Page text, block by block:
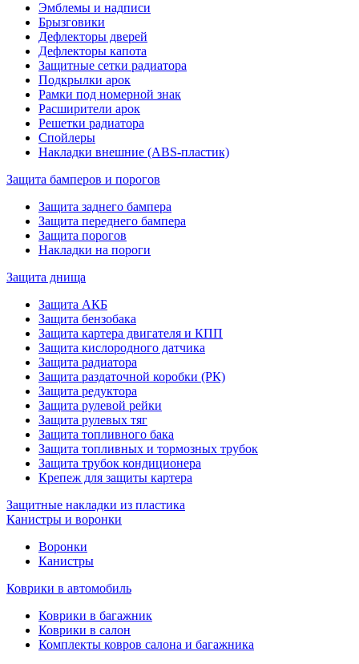
Эмблемы и надписи
Брызговики
Дефлекторы дверей
Дефлекторы капота
Защитные сетки радиатора
Подкрылки арок
Рамки под номерной знак
Расширители арок
Решетки радиатора
Спойлеры
Накладки внешние (ABS-пластик)
Защита бамперов и порогов
Защита заднего бампера
Защита переднего бампера
Защита порогов
Накладки на пороги
Защита днища
Защита АКБ
Защита бензобака
Защита картера двигателя и КПП
Защита кислородного датчика
Защита радиатора
Защита раздаточной коробки (РК)
Защита редуктора
Защита рулевой рейки
Защита рулевых тяг
Защита топливного бака
Защита топливных и тормозных трубок
Защита трубок кондиционера
Крепеж для защиты картера
Защитные накладки из пластика
Канистры и воронки
Воронки
Канистры
Коврики в автомобиль
Коврики в багажник
Коврики в салон
Комплекты ковров салона и багажника